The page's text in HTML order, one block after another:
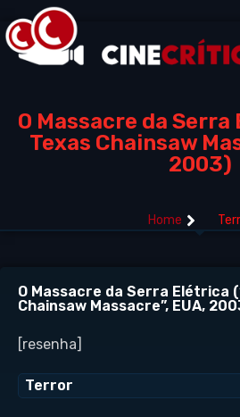
O Massacre da
Texas Chainsaw
2003)
Home
O Massacre da Serra Elétrica
Chainsaw Massacre”, EUA,
[resenha]
Terror